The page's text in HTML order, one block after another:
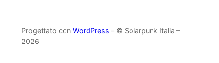
Progettato con WordPress – © Solarpunk Italia –
2026